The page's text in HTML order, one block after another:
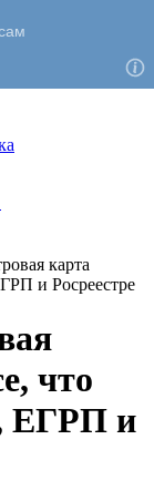
карта
и Росреестре
что
ЕГРП и